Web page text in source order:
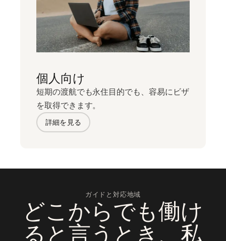
個人向け
短期の渡航でも永住目的でも、容易にビザ
を取得できます。
詳細を見る
ガイドと対応地域
どこからでも働け
ると言うとき、私